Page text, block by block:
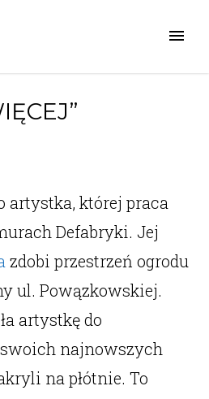
której praca
Defabryki. Jej
zdobi przestrzeń ogrodu
ul. Powązkowskiej.
artystkę do
najnowszych
na płótnie. To